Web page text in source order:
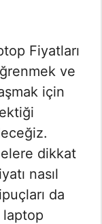
Fiyatları
ve
için
dikkat
nasıl
da
laptop